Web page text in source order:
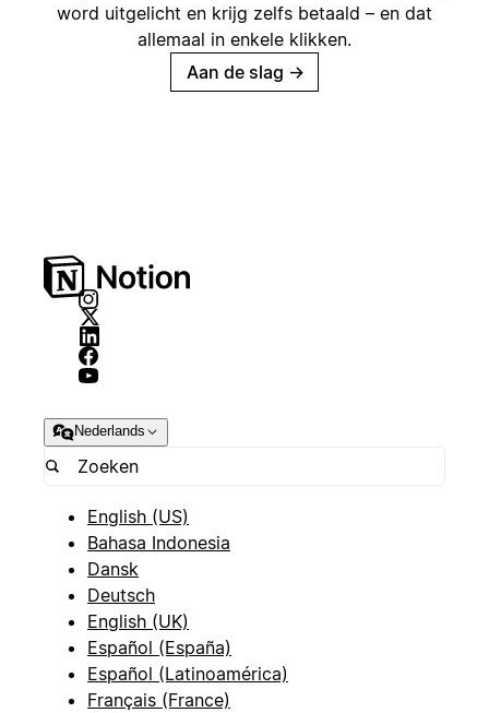
word uitgelicht en krijg zelfs betaald – en dat
allemaal in enkele klikken.
Aan de slag →
Nederlands
English (US)
Bahasa Indonesia
Dansk
Deutsch
English (UK)
Español (España)
Español (Latinoamérica)
Français (France)